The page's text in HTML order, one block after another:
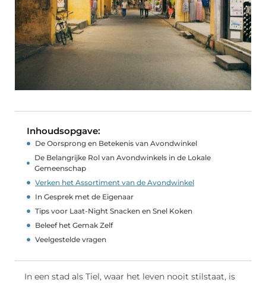
Inhoudsopgave:
De Oorsprong en Betekenis van Avondwinkel
De Belangrijke Rol van Avondwinkels in de Lokale
Gemeenschap
Verken het Assortiment van de Avondwinkel
In Gesprek met de Eigenaar
Tips voor Laat-Night Snacken en Snel Koken
Beleef het Gemak Zelf
Veelgestelde vragen
In een stad als Tiel, waar het leven nooit stilstaat, is